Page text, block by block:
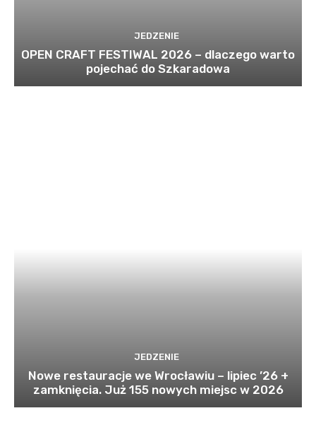
JEDZENIE
OPEN CRAFT FESTIWAL 2026 – dlaczego warto
pojechać do Szkaradowa
JEDZENIE
Nowe restauracje we Wrocławiu – lipiec ’26 +
zamknięcia. Już 155 nowych miejsc w 2026